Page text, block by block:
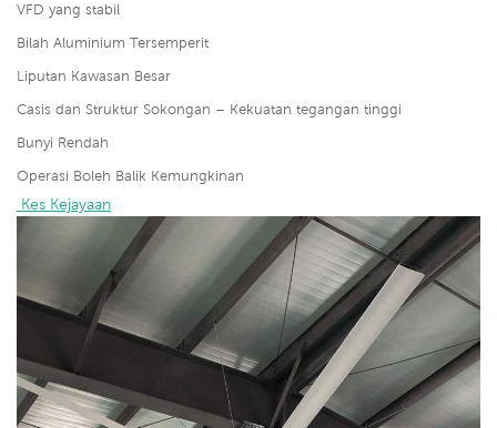
VFD yang stabil
Bilah Aluminium Tersemperit
Liputan Kawasan Besar
Casis dan Struktur Sokongan – Kekuatan tegangan tinggi
Bunyi Rendah
Operasi Boleh Balik Kemungkinan
Kes Kejayaan